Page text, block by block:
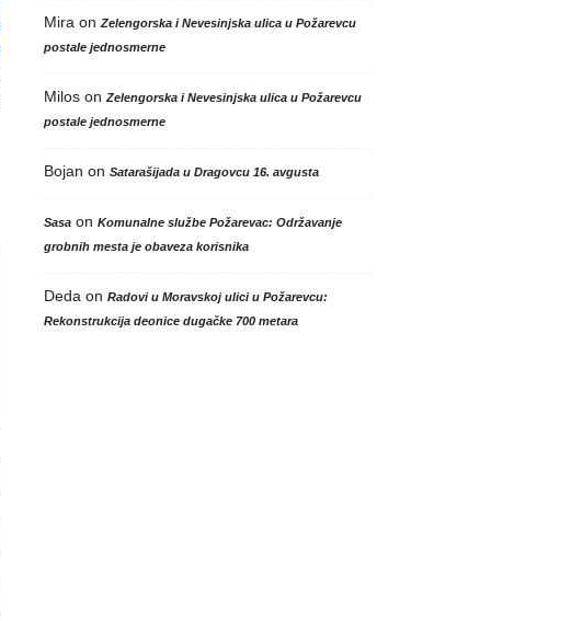
Mira on Zelengorska i Nevesinjska ulica u Požarevcu
postale jednosmerne
Miloson Zelengorska i Nevesinjska ulica u Požarevcu
postale jednosmerne
Bojan on Satarašijada u Dragovcu 16. avgusta
Sasaon Komunalne službe Požarevac: Održavanje
grobnih mesta je obaveza korisnika
Deda on Radovi u Moravskoj ulici u Požarevcu:
Rekonstrukcija deonice dugačke 700 metara